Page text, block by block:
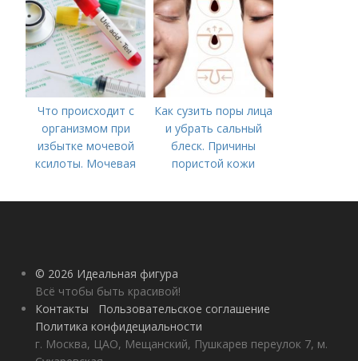
процедуры
Что происходит с
организмом при
избытке мочевой
ксилоты. Мочевая
норма и отклонения
Как сузить поры лица
и убрать сальный
блеск. Причины
пористой кожи
© 2026 Идеальная фигура
Всё чтобы быть красивой!
Контакты
Пользовательское соглашение
Политика конфидециальности
г. Москва, ЦАО, Мещанский, Пушкарев переулок 7, м.